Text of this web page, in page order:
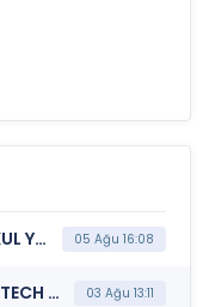
***IDGYO*** İDEALİST GAYRİMENKUL YATIRIM ORTAKLIĞI A.Ş. (Genel Kurul İşlemlerine İlişkin Bildirim) 05 Ağu 16:08
***IDGYO*** BORSA İSTANBUL BISTECH DEVRE KESİCİ UYGULAMASI (Pay Bazında Devre Kesici Bildirimi) 03 Ağu 13:11